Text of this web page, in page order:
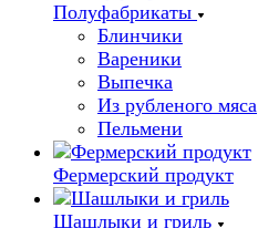
Полуфабрикаты
Блинчики
Вареники
Выпечка
Из рубленого мяса
Пельмени
Фермерский продукт
Шашлыки и гриль